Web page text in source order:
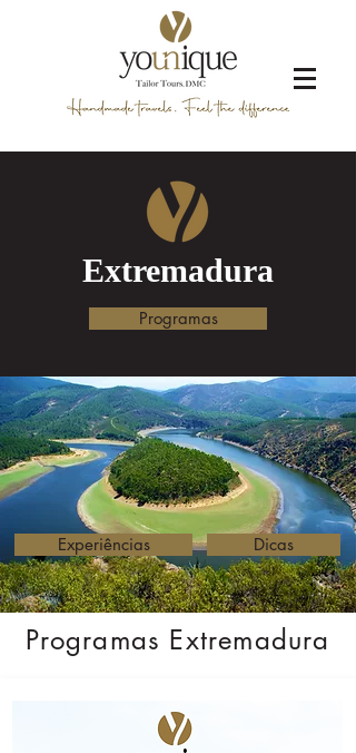
Extremadura
Programas
Experiências Dicas
Programas Extremadura